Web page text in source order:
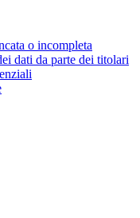
o incompleta
dati da parte dei titolari